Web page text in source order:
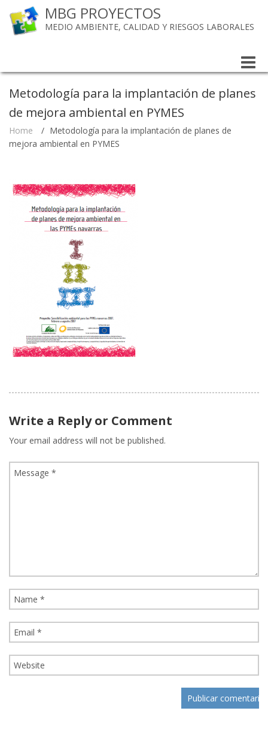
MBG PROYECTOS
MEDIO AMBIENTE, CALIDAD Y RIESGOS LABORALES
Toggle
Metodología para la implantación de planes
de mejora ambiental en PYMES
Home / Metodología para la implantación de planes de
mejora ambiental en PYMES
Write a Reply or Comment
Your email address will not be published.